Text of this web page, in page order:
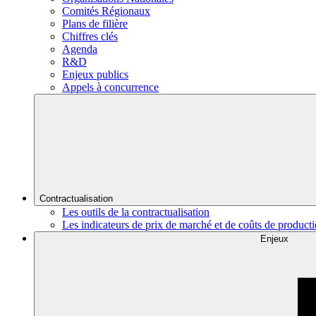
Comités Régionaux
Plans de filière
Chiffres clés
Agenda
R&D
Enjeux publics
Appels à concurrence
Contractualisation
Les outils de la contractualisation
Les indicateurs de prix de marché et de coûts de
Enjeux